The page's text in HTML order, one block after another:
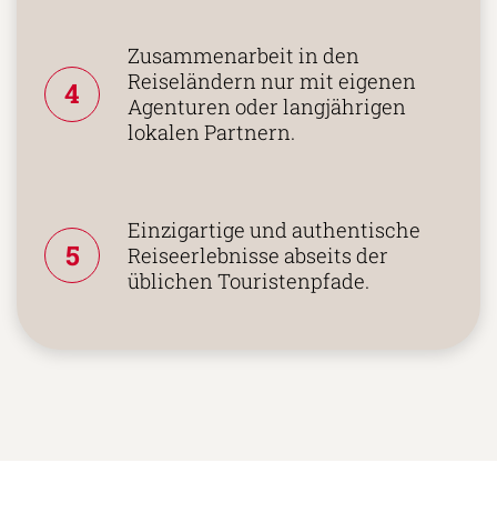
4
Zusammenarbeit in den
Reiseländern nur mit eigenen
Agenturen oder langjährigen
lokalen Partnern.
5
Einzigartige und authentische
Reiseerlebnisse abseits der
üblichen Touristenpfade.